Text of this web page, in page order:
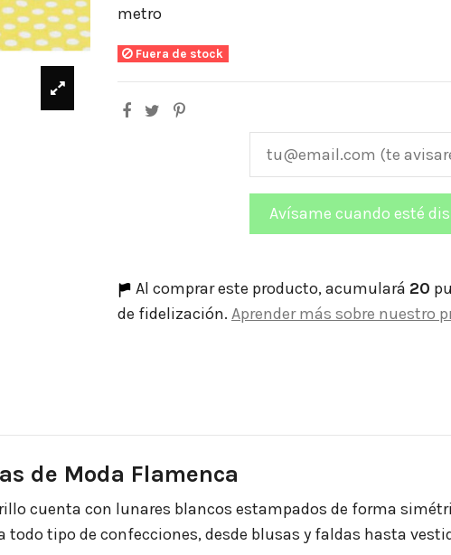
metro
Fuera de stock
Al comprar este producto, acumulará 20
de fidelización. Aprender más sobre nuestro
de Moda Flamenca
cuenta con lunares blancos estampados de forma
tipo de confecciones, desde blusas y faldas hasta